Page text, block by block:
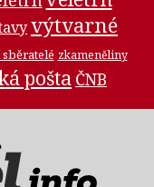
výtvarné
zkameněliny
pošta ČNB